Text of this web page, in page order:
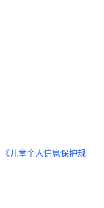
《儿童个人信息保护规